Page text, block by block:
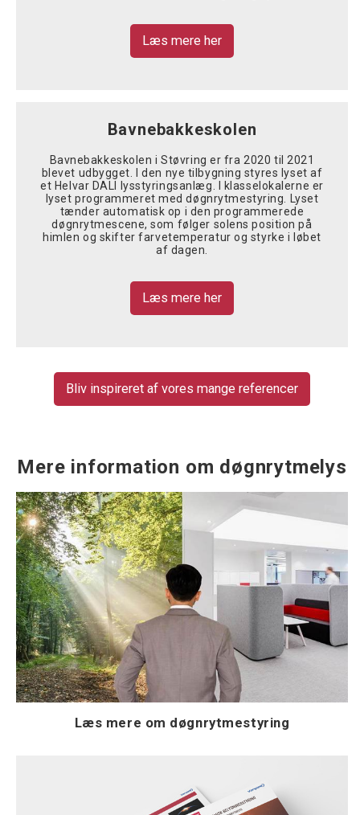
Læs mere her
Bavnebakkeskolen
Bavnebakkeskolen i Støvring er fra 2020 til 2021
blevet udbygget. I den nye tilbygning styres lyset af
et Helvar DALI lysstyringsanlæg. I klasselokalerne er
lyset programmeret med døgnrytmestyring. Lyset
tænder automatisk op i den programmerede
døgnrytmescene, som følger solens position på
himlen og skifter farvetemperatur og styrke i løbet
af dagen.
Læs mere her
Bliv inspireret af vores mange referencer
Mere information om døgnrytmelys
Læs mere om døgnrytmestyring